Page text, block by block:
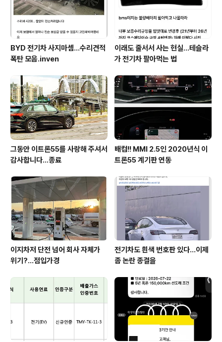
BYD 전기차 사지마셈...수리견적
폭탄 모음.inven
이래도 줄서서 사는 현실…테슬라
가 전기차 팔아먹는 법
그동안 이트론55를 사랑해 주셔서
감사합니다...종료
배컴!! MMI 2.5인 2020년식 이
트론55 계기판 연동
이지차저 단전 넘어 회사 자체가
위기?...점입가경
전기차도 흰색 번호판 있다...이제
좀 논란 종결을